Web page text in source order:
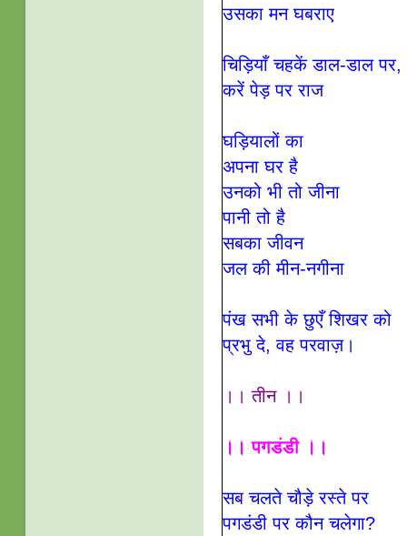
उसका मन घबराए
चिड़ियाँ चहकें डाल-डालपर,
करें पेड़ पर राज
घड़ियालों का
अपना घर है
उनको भी तो जीना
पानी तो है
सबका जीवन
जल की मीन-नगीना
पंख सभी के छुएँ शिखर को
प्रभु दे, वह परवाज़।
।। तीन ।।
।। पगडंडी ।।
सब चलते चौड़े रस्ते पर
पगडंडी पर कौन चलेगा?